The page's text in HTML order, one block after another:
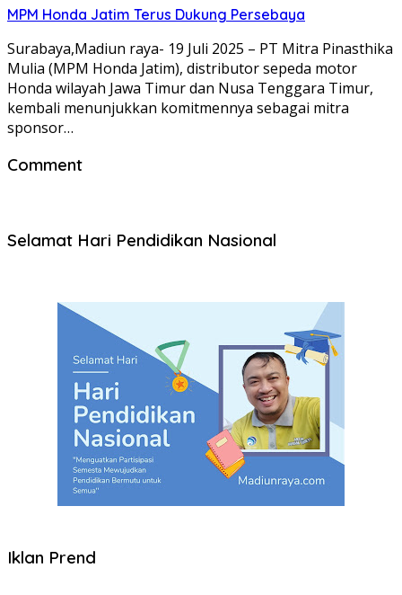
MPM Honda Jatim Terus Dukung Persebaya
Surabaya,Madiun raya- 19 Juli 2025 – PT Mitra Pinasthika
Mulia (MPM Honda Jatim), distributor sepeda motor
Honda wilayah Jawa Timur dan Nusa Tenggara Timur,
kembali menunjukkan komitmennya sebagai mitra
sponsor…
Comment
Selamat Hari Pendidikan Nasional
Iklan Prend